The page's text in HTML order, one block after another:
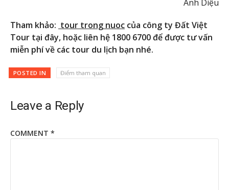
Ánh Diệu
Tham khảo: tour trong nuoc của công ty Đất Việt
Tour tại đây, hoặc liên hệ 1800 6700 để được tư vấn
miễn phí về các tour du lịch bạn nhé.
POSTED IN Điểm tham quan
Leave a Reply
COMMENT *